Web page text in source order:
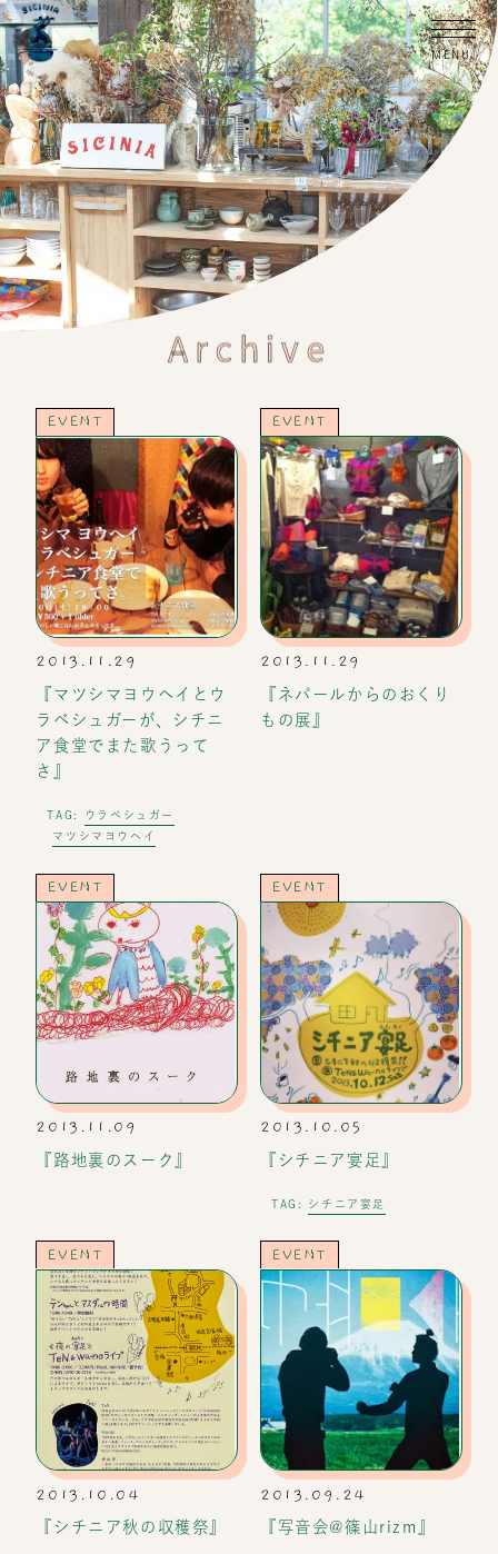
Archive
EVENT
2013.11.29
『マツシマヨウヘイとウ
ラベシュガーが、シチニ
ア食堂でまた歌うって
さ』
TAG:
ウラベシュガー
マツシマヨウヘイ
EVENT
2013.11.29
『ネパールからのおくり
もの展』
EVENT
2013.11.09
『路地裏のスーク』
EVENT
2013.10.05
『シチニア宴足』
TAG: シチニア宴足
EVENT
2013.10.04
『シチニア秋の収穫祭』
EVENT
2013.09.24
『写音会@篠山rizm』